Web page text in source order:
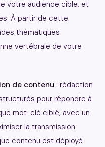
votre audience cible, et
À partir de cette
thématiques
vertébrale de votre
de contenu : rédaction
pour répondre à
mot-clé ciblé, avec un
la transmission
contenu est déployé